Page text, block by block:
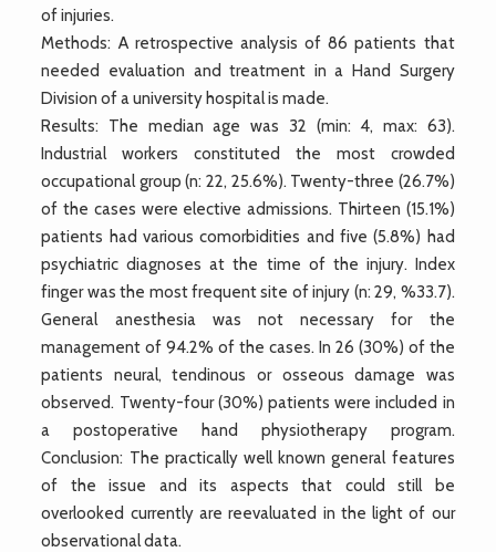
of injuries.
Methods: A retrospective analysis of 86 patients that
needed evaluation and treatment in a Hand Surgery
Division of a university hospital is made.
Results: The median age was 32 (min: 4, max: 63).
Industrial workers constituted the most crowded
occupational group (n: 22, 25.6%). Twenty-three (26.7%)
of the cases were elective admissions. Thirteen (15.1%)
patients had various comorbidities and five (5.8%) had
psychiatric diagnoses at the time of the injury. Index
finger was the most frequent site of injury (n: 29, %33.7).
General anesthesia was not necessary for the
management of 94.2% of the cases. In 26 (30%) of the
patients neural, tendinous or osseous damage was
observed. Twenty-four (30%) patients were included in
a postoperative hand physiotherapy program.
Conclusion: The practically well known general features
of the issue and its aspects that could still be
overlooked currently are reevaluated in the light of our
observational data.